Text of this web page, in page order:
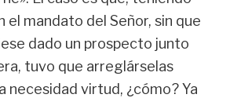
el mandato del Señor, sin que
dado un prospecto junto
tuvo que arreglárselas
necesidad virtud, ¿cómo? Ya